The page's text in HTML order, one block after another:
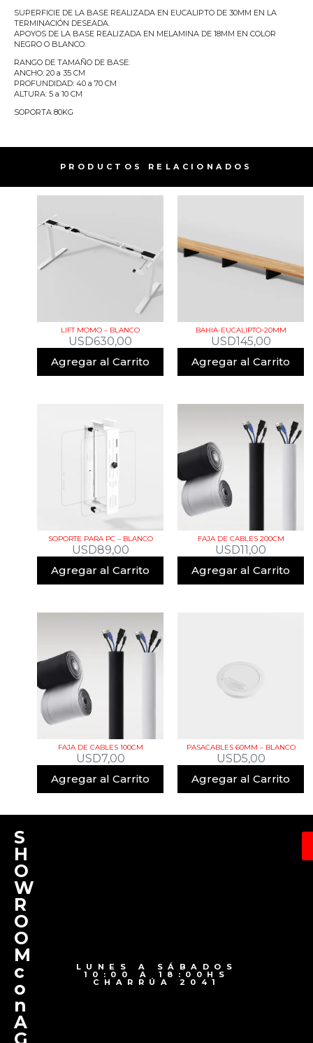
SUPERFICIE DE LA BASE REALIZADA EN EUCALIPTO DE 30MM EN LA
TERMINACIÓN DESEADA.
APOYOS DE LA BASE REALIZADA EN MELAMINA DE 18MM EN COLOR
NEGRO O BLANCO.
RANGO DE TAMAÑO DE BASE:
ANCHO: 20 a 35 CM
PROFUNDIDAD: 40 a 70 CM
ALTURA: 5 a 10 CM
SOPORTA 80KG
PRODUCTOS RELACIONADOS​
LIFT MOMO – BLANCO
USD630,00
Agregar al Carrito
BAHIA-EUCALIPTO-20MM
USD145,00
Agregar al Carrito
SOPORTE PARA PC – BLANCO
USD89,00
Agregar al Carrito
FAJA DE CABLES 200CM
USD11,00
Agregar al Carrito
FAJA DE CABLES 100CM
USD7,00
Agregar al Carrito
PASACABLES 60MM – BLANCO
USD5,00
Agregar al Carrito
S
H
O
W
R
O
O
M
c
o
n
A
G
LUNES A SÁBADOS
10:00 A 18:00HS
CHARRÚA 2041